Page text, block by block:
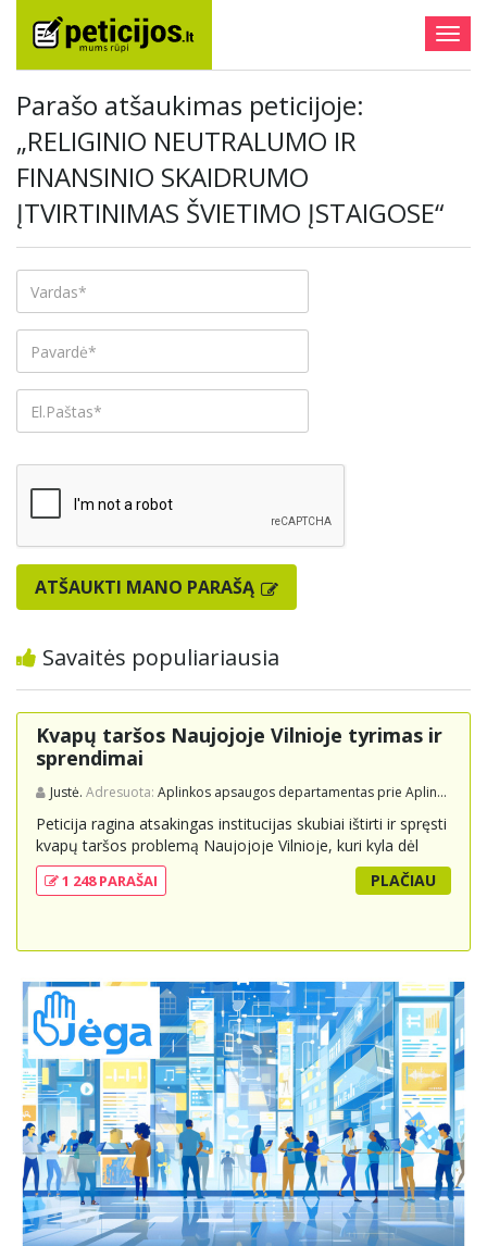
Parašo atšaukimas peticijoje:
„RELIGINIO NEUTRALUMO IR
FINANSINIO SKAIDRUMO
ĮTVIRTINIMAS ŠVIETIMO ĮSTAIGOSE“
ATŠAUKTI MANO PARAŠĄ
Savaitės populiariausia
Kvapų taršos Naujojoje Vilnioje tyrimas ir
sprendimai
Justė. Adresuota: Aplinkos apsaugos departamentas prie Aplinkos ministerijos
Peticija ragina atsakingas institucijas skubiai ištirti ir spręsti
kvapų taršos problemą Naujojoje Vilnioje, kuri kyla dėl
buitinių atliekų sąvartyno Pramonės g. 141. Gyventojai
skundžiasi nuolatiniu stipriu atliekų kvapu, kuris neigiamai
mechanizmus ir imtis veiksmingų priemonių problemai
priimtus sprendimus ir planuojamus veiksmus.
1 248 PARAŠAI PLAČIAU